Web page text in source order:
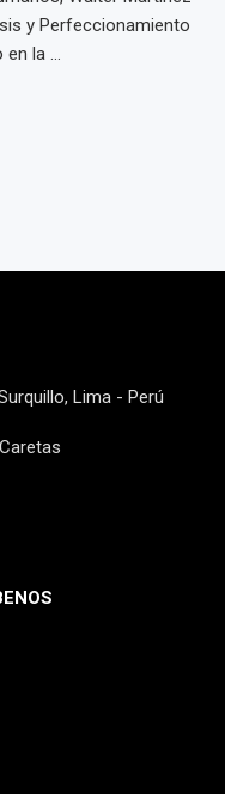
y Perfeccionamiento
la ...
Lima - Perú